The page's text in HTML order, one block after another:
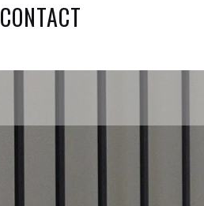
CONTACT